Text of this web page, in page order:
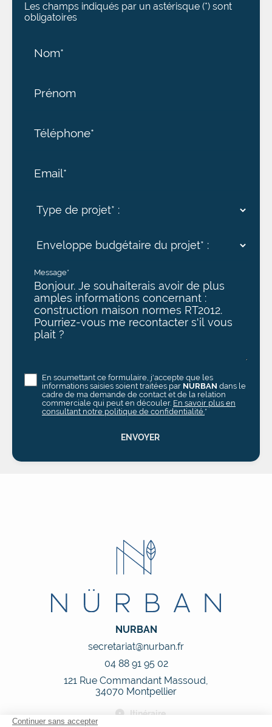
Les champs indiqués par un astérisque (*) sont
obligatoires
Nom*
Prénom
Téléphone*
Email*
Message*
En soumettant ce formulaire, j'accepte que les
informations saisies soient traitées par NURBAN dans le
cadre de ma demande de contact et de la relation
commerciale qui peut en découler. En savoir plus en
consultant notre politique de confidentialité. *
NURBAN
secretariat@nurban.fr
04 88 91 95 02
121 Rue Commandant Massoud,
34070 Montpellier
Itinéraire